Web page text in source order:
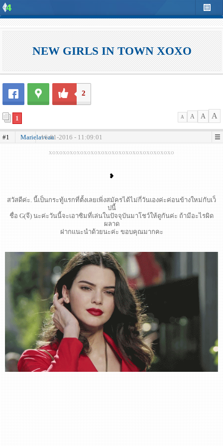
NEW GIRLS IN TOWN XOXO
2
1 A A A A
#1 Marielaveau16-01-2016 - 11:09:01
xoxoxoxoxoxoxoxoxoxoxoxoxoxoxoxoxoxo
❥
สวัสดีค่ะ. นี้เป็นกระทู้แรกที่ตั้งเลยเพิ่งสมัครได้ไม่กี่วันเองค่ะค่อนข้างใหม่กับเว็
ปนี้
ชื่อ G(จี) นะค่ะวันนี้จะเอาซิมที่เล่นในปัจจุบันมาโชว์ให้ดูกันค่ะ ถ้ามีอะไรผิด
ผลาด
ฝากแนะนำด้วยนะค่ะ ขอบคุณมากคะ